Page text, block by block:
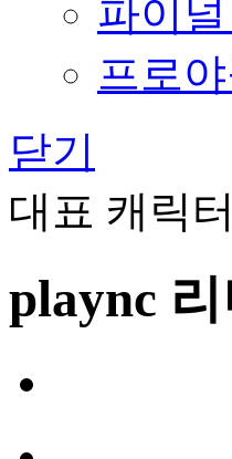
파이
프로
닫기
대표 캐릭
plaync